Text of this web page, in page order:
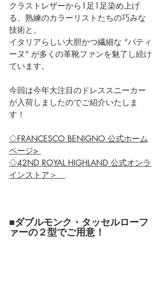
クラストレザーから1足1足染め上げ
る、熟練のカラーリストたちの巧みな
技術と、
イタリアらしい大胆かつ繊細な “パティ
ーヌ” が多くの革靴ファンを魅了し続け
ています。
今回は今年大注目のドレススニーカー
が入荷しましたのでご紹介いたしま
す！
◇FRANCESCO BENIGNO 公式ホーム
ページ>
◇42ND ROYAL HIGHLAND 公式オンラ
インストア＞
■ダブルモンク・タッセルローフ
ァーの２型でご用意！